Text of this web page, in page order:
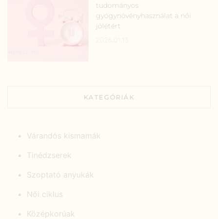
tudományos
gyógynövényhasználat a női
jólétért
KATEGÓRIÁK
Várandós kismamák
Tinédzserek
Szoptató anyukák
Női ciklus
Középkorúak